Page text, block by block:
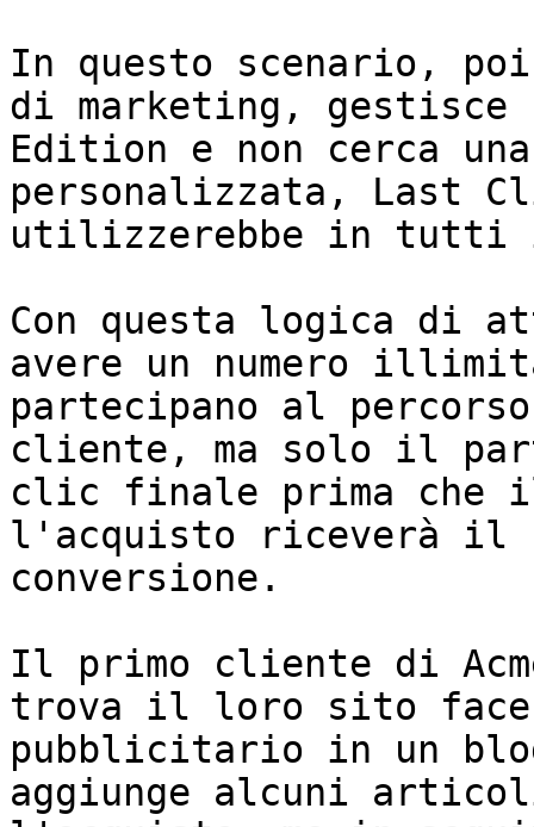
In questo scenario,
di marketing, gestisce
Edition e non cerca
personalizzata, Last
utilizzerebbe in
Con questa logica di
avere un numero
partecipano al
cliente, ma solo il
clic finale prima che
l'acquisto riceverà il
conversione.
Il primo cliente di
trova il loro sito
pubblicitario in un blog
aggiunge alcuni